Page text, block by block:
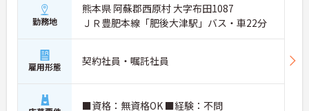
・困った時もすぐに相談してフォローし合える風通
しの良い職場となっており、平均勤続年数7.2年とい
【医療機関と連携した安心の体制のもと、専門的な
ケアスキルを磨ける環境です】
・24時間体制で介護スタッフが常駐し、医療機関と
も連携しているため、緊急時にも落ち着いて対応で
きる安心・安全なサービス提供を学べます。
勤務地
熊本県 阿蘇郡西原村 大字布田1087
ＪＲ豊肥本線「肥後大津駅」バス・車22分
雇用形態 契約社員・嘱託社員
■資格：無資格OK ■経験：不問